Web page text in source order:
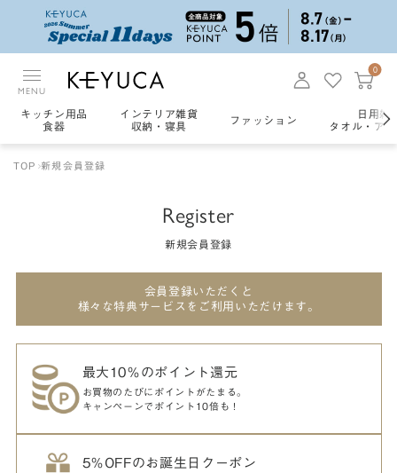
MENU
0
キッチン用品
食器
インテリア雑貨
収納・寝具
ファッション
日用雑
タオル・ア
TOP 新規会員登録
Register
新規会員登録
会員登録いただくと
様々な特典サービスをご利用いただけます。
最大10％のポイント還元
お買物のたびにポイントがたまる。
キャンペーンでポイント10倍も！
5％OFFのお誕生日クーポン